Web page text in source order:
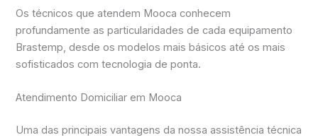
Os técnicos que atendem Mooca conhecem
profundamente as particularidades de cada equipamento
Brastemp, desde os modelos mais básicos até os mais
sofisticados com tecnologia de ponta.
Atendimento Domiciliar em Mooca
Uma das principais vantagens da nossa assistência técnica